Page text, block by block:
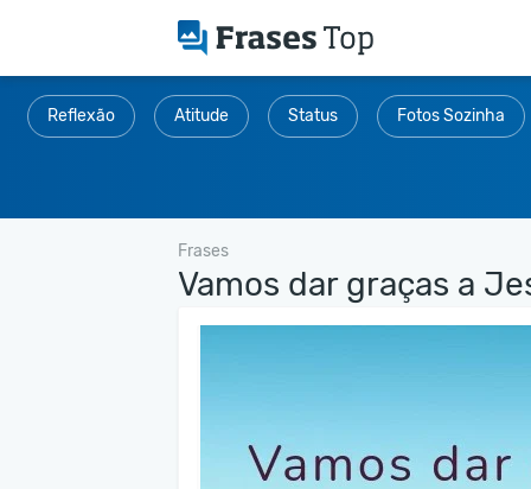
Reflexão Atitude Status Fotos Sozinha
Frases
Vamos dar graças a